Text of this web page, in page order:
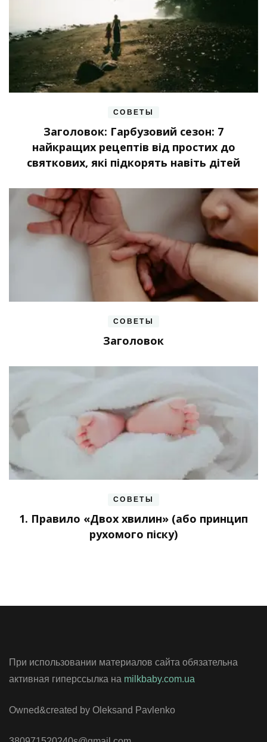
СОВЕТЫ
Заголовок: Гарбузовий сезон: 7
найкращих рецептів від простих до
святкових, які підкорять навіть дітей
СОВЕТЫ
Заголовок
СОВЕТЫ
1. Правило «Двох хвилин» (або принцип
рухомого піску)
При использовании материалов сайта обязательна
активная гиперссылка на milkbaby.com.ua
Owned&created by Oleksand Pavlenko